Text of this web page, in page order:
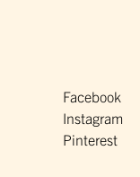
Facebook
Instagram
Pinterest